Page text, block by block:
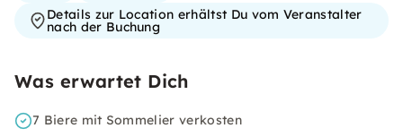
Details zur Location erhältst Du vom Veranstalter
nach der Buchung
Was erwartet Dich
7 Biere mit Sommelier verkosten